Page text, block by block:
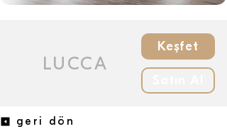
Keşfet
LUCCA
geri dön